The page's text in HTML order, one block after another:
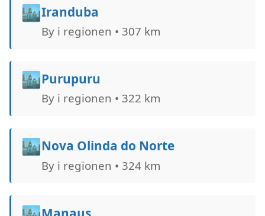
🏙️Iranduba
By i regionen • 307 km
🏙️Purupuru
By i regionen • 322 km
🏙️Nova Olinda do Norte
By i regionen • 324 km